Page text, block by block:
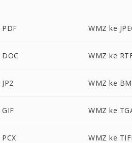
WMZ ke
WMZ ke
WMZ ke
WMZ ke
WMZ ke